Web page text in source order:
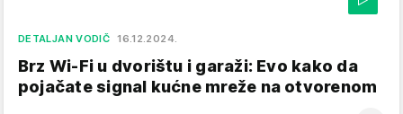
DETALJAN VODIČ 16.12.2024.
Brz Wi-Fi u dvorištu i garaži: Evo kako da
pojačate signal kućne mreže na otvorenom